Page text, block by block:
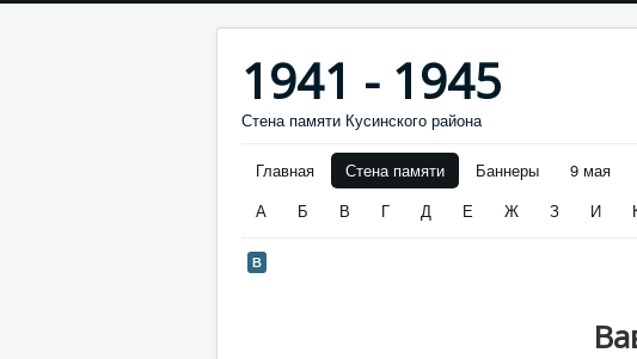
1941 - 1945
Стена памяти Кусинского района
Главная Стена памяти Баннеры 9 мая
А
Б В Г Д Е Ж З И
В